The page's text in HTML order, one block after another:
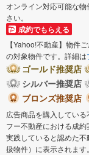
オンライン対応可能な
さい。
成約でもらえる
【Yahoo!不動産】物件
の対象物件です。詳細は
ゴールド推奨店
シルバー推奨店
ブロンズ推奨店
広告商品を購入してい
フー不動産における成
実践していると認めた
扱物件）に表示されます。